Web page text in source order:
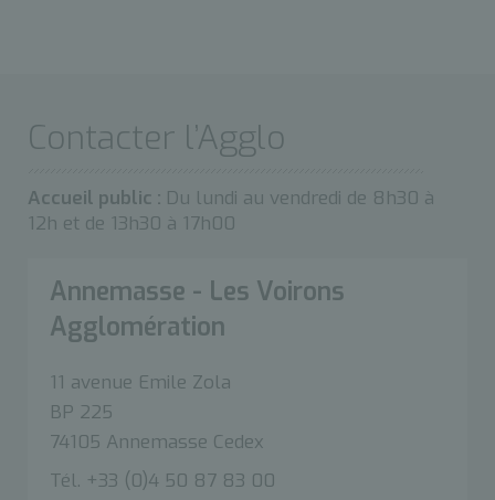
Contacter l’Agglo
Accueil public : Du lundi au vendredi de 8h30 à
12h et de 13h30 à 17h00
Annemasse - Les Voirons
Agglomération
11 avenue Emile Zola
BP 225
74105 Annemasse Cedex
Tél. +33 (0)4 50 87 83 00